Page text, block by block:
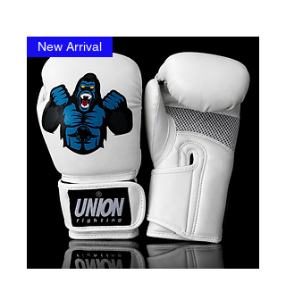
New Arrival